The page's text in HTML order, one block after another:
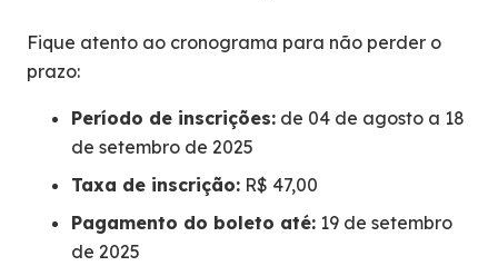
Fique atento ao cronograma para não perder o
prazo:
Período de inscrições: de 04 de agosto a 18
de setembro de 2025
Taxa de inscrição: R$ 47,00
Pagamento do boleto até: 19 de setembro
de 2025